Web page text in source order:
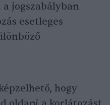
jogszabályban
esetleges
hogy